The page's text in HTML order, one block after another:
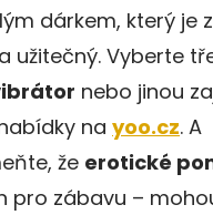
dárkem, který je
užitečný. Vyberte
nebo jinou
na yoo.cz. A
že erotické
pro zábavu –